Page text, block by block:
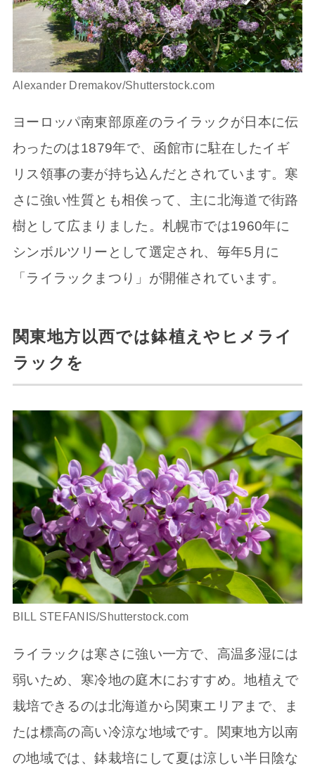
Alexander Dremakov/Shutterstock.com
ヨーロッパ南東部原産のライラックが日本に伝
わったのは1879年で、函館市に駐在したイギ
リス領事の妻が持ち込んだとされています。寒
さに強い性質とも相俟って、主に北海道で街路
樹として広まりました。札幌市では1960年に
シンボルツリーとして選定され、毎年5月に
「ライラックまつり」が開催されています。
関東地方以西では鉢植えやヒメライ
ラックを
BILL STEFANIS/Shutterstock.com
ライラックは寒さに強い一方で、高温多湿には
弱いため、寒冷地の庭木におすすめ。地植えで
栽培できるのは北海道から関東エリアまで、ま
たは標高の高い冷涼な地域です。関東地方以南
の地域では、鉢栽培にして夏は涼しい半日陰な